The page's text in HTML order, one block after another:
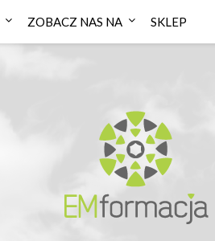
ZOBACZ NAS NA SKLEP